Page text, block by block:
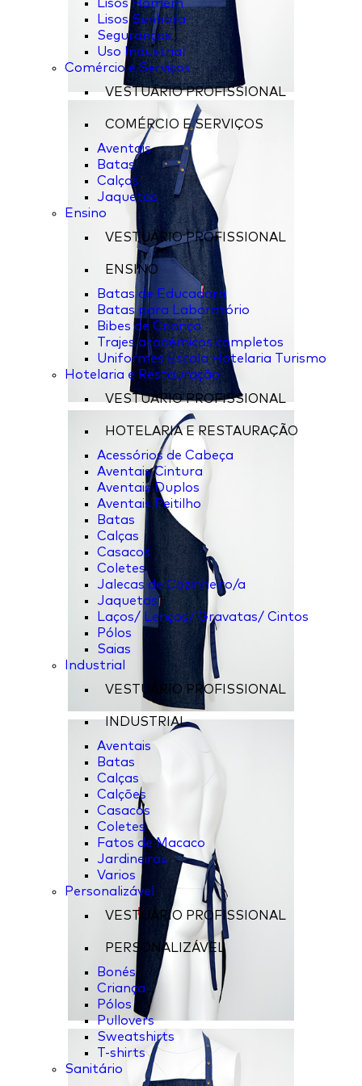
Lisos Homem
Lisos Senhora
Seguranças
Uso Industrial
Comércio e Serviços
VESTUÁRIO PROFISSIONAL
COMÉRCIO E SERVIÇOS
Aventais
Batas
Calças
Jaquetas
Ensino
VESTUÁRIO PROFISSIONAL
ENSINO
Batas de Educadora
Batas para Laboratório
Bibes de Criança
Trajes académicos completos
Uniformes Escola Hotelaria Turismo
Hotelaria e Restauração
VESTUÁRIO PROFISSIONAL
HOTELARIA E RESTAURAÇÃO
Acessórios de Cabeça
Aventais Cintura
Aventais Duplos
Aventais Peitilho
Batas
Calças
Casacos
Coletes
Jalecas de Cozinheiro/a
Jaquetas
Laços/ Lenços/ Gravatas/ Cintos
Pólos
Saias
Industrial
VESTUÁRIO PROFISSIONAL
INDUSTRIAL
Aventais
Batas
Calças
Calções
Casacos
Coletes
Fatos de Macaco
Jardineiras
Varios
Personalizável
VESTUÁRIO PROFISSIONAL
PERSONALIZÁVEL
Bonés
Criança
Pólos
Pullovers
Sweatshirts
T-shirts
Sanitário